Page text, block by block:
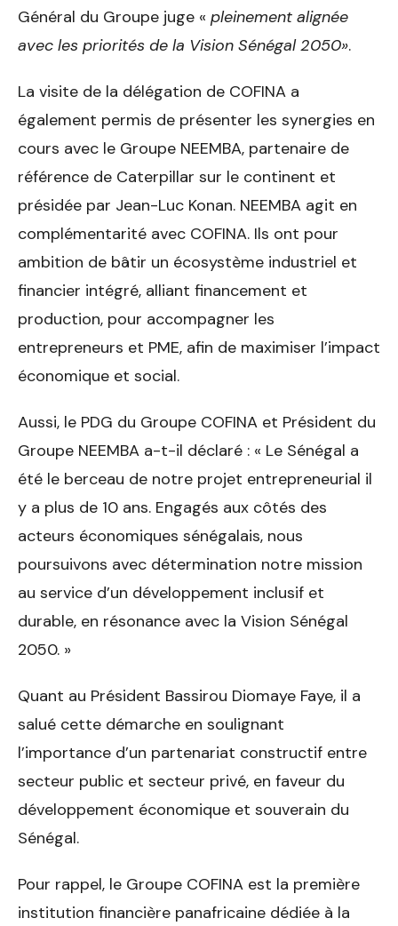
Général du Groupe juge « pleinement alignée
avec les priorités de la Vision Sénégal 2050».
La visite de la délégation de COFINA a
également permis de présenter les synergies en
cours avec le Groupe NEEMBA, partenaire de
référence de Caterpillar sur le continent et
présidée par Jean-Luc Konan. NEEMBA agit en
complémentarité avec COFINA. Ils ont pour
ambition de bâtir un écosystème industriel et
financier intégré, alliant financement et
production, pour accompagner les
entrepreneurs et PME, afin de maximiser l’impact
économique et social.
Aussi, le PDG du Groupe COFINA et Président du
Groupe NEEMBA a-t-il déclaré : « Le Sénégal a
été le berceau de notre projet entrepreneurial il
y a plus de 10 ans. Engagés aux côtés des
acteurs économiques sénégalais, nous
poursuivons avec détermination notre mission
au service d’un développement inclusif et
durable, en résonance avec la Vision Sénégal
2050. »
Quant au Président Bassirou Diomaye Faye, il a
salué cette démarche en soulignant
l’importance d’un partenariat constructif entre
secteur public et secteur privé, en faveur du
développement économique et souverain du
Sénégal.
Pour rappel, le Groupe COFINA est la première
institution financière panafricaine dédiée à la